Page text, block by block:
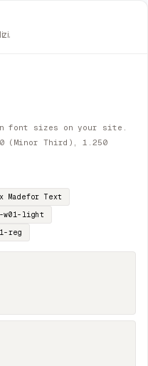
font sizes on your site.
(Minor Third), 1.250
Madefor Text
w01-light
reg